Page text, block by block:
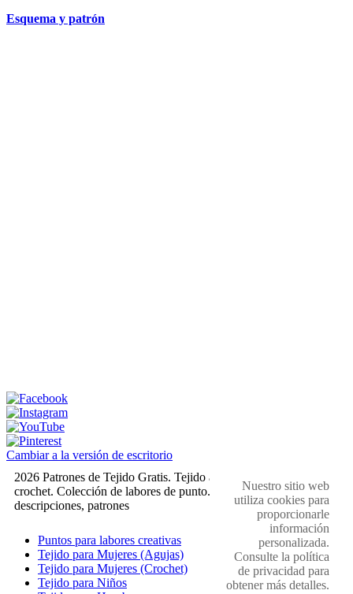
Esquema y patrón
Cambiar a la versión de escritorio
2026 Patrones de Tejido Gratis. Tejido a dos agujas y
crochet. Colección de labores de punto. Muestras,
descripciones, patrones
Puntos para labores creativas
Tejido para Mujeres (Agujas)
Tejido para Mujeres (Crochet)
Tejido para Niños
Nuestro sitio web
utiliza cookies para
proporcionarle
información
personalizada.
Consulte la política
de privacidad para
obtener más detalles.